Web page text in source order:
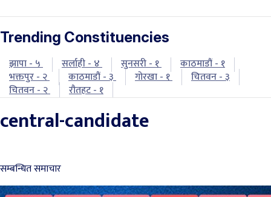
Trending Constituencies
झापा - ५ सर्लाही - ४ सुनसरी - १
काठमाडौं - १
भक्तपुर - २
काठमाडौं - ३ गोरखा - १
चितवन - ३
चितवन - २
रौतहट - १
central-candidate
सम्बन्धित समाचार